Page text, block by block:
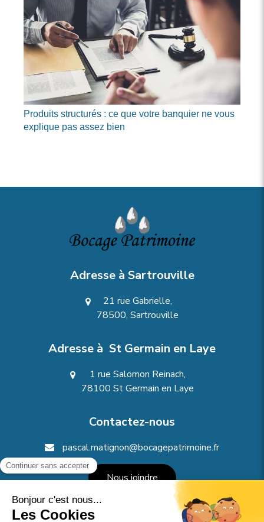
Produits structurés : ce que votre banquier ne vous
explique pas assez bien
Adresse à Sartrouville
21 rue Gabrielle,
78500, Sartrouville
Adresse à St Germain en Laye
1 rue Salomon Reinach,
78100 St Germain en Laye
Contactez-nous
pascal.matignon@bocagepatrimoine.fr
Nous joindre